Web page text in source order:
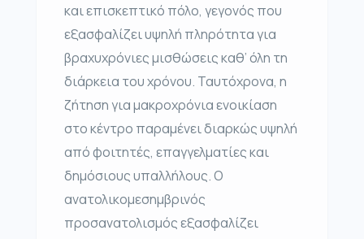
και επισκεπτικό πόλο, γεγονός που
εξασφαλίζει υψηλή πληρότητα για
βραχυχρόνιες μισθώσεις καθ’ όλη τη
διάρκεια του χρόνου. Ταυτόχρονα, η
ζήτηση για μακροχρόνια ενοικίαση
στο κέντρο παραμένει διαρκώς υψηλή
από φοιτητές, επαγγελματίες και
δημόσιους υπαλλήλους. Ο
ανατολικομεσημβρινός
προσανατολισμός εξασφαλίζει